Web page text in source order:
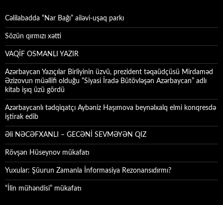
Cəlilabadda “Nar Bağı” ailəvi-uşaq parkı
Sözün qırmızı xətti
VAQİF OSMANLI YAZIR
Azərbaycan Yazıçılar Birliyinin üzvü, prezident təqaüdçüsü Mirdaməd
Əzizovun müəllifi olduğu “Siyasi İradə Bütövləşən Azərbaycan” adlı
kitab işıq üzü gördü
Azərbaycanlı tədqiqatçı Aybəniz Haşımova beynəlxalq elmi konqresdə
iştirak edib
Əli NƏCƏFXANLI – GECƏNİ SEVMƏYƏN QIZ
Rövşən Hüseynov mükafatı
Yuxular: Şüurun Zamanla İnformasiya Rezonansıdırmı?
“İlin mühəndisi” mükafatı